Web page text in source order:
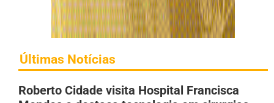
Últimas Notícias
Roberto Cidade visita Hospital Francisca